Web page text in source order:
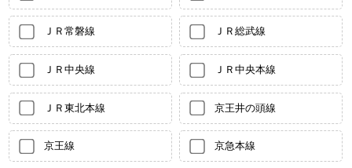
ＪＲ常磐線 ＪＲ総武線
ＪＲ中央線 ＪＲ中央本線
ＪＲ東北本線 京王井の頭線
京王線 京急本線